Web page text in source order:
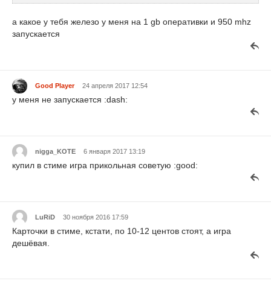
а какое у тебя железо у меня на 1 gb оперативки и 950 mhz
запускается
Good Player 24 апреля 2017 12:54
у меня не запускается :dash:
nigga_KOTE 6 января 2017 13:19
купил в стиме игра прикольная советую :good:
LuRiD 30 ноября 2016 17:59
Карточки в стиме, кстати, по 10-12 центов стоят, а игра
дешёвая.